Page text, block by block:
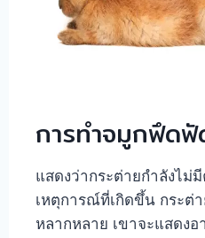
การทำจมูกฟึด
แสดงว่ากระต่ายกำลังไม่
เหตุการณ์ที่เกิดขึ้น กระต่
หลากหลาย เขาจะแสดงอ